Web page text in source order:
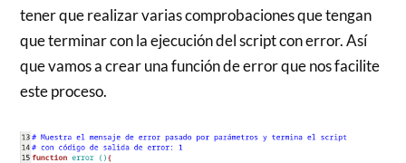
tener que realizar varias comprobaciones que tengan
que terminar con la ejecución del script con error. Así
que vamos a crear una función de error que nos facilite
este proceso.